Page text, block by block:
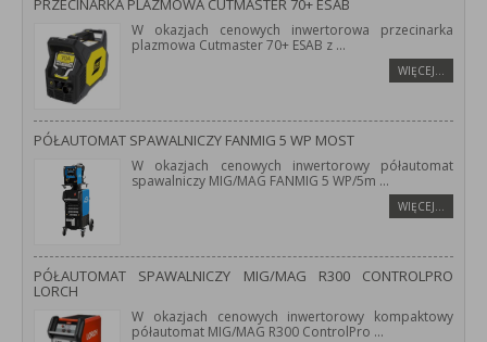
PRZECINARKA PLAZMOWA CUTMASTER 70+ ESAB
W okazjach cenowych inwertorowa przecinarka
plazmowa Cutmaster 70+ ESAB z ...
WIĘCEJ…
PÓŁAUTOMAT SPAWALNICZY FANMIG 5 WP MOST
W okazjach cenowych inwertorowy półautomat
spawalniczy MIG/MAG FANMIG 5 WP/5m ...
WIĘCEJ…
PÓŁAUTOMAT SPAWALNICZY MIG/MAG R300 CONTROLPRO
LORCH
W okazjach cenowych inwertorowy kompaktowy
półautomat MIG/MAG R300 ControlPro ...